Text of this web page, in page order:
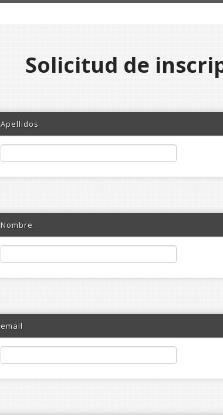
Solicitud de
Apellidos
Nombre
email